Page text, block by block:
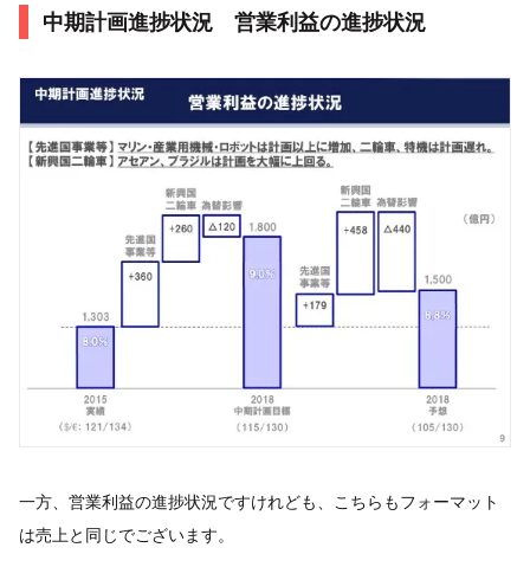
中期計画進捗状況 営業利益の進捗状況
一方、営業利益の進捗状況ですけれども、こちらもフォーマット
は売上と同じでございます。